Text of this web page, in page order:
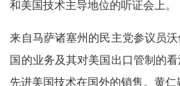
和美国技术主导地位的听证会上。
来自马萨诸塞州的民主党参议员
国的业务及其对美国出口管制的
先进美国技术在国外的销售。黄仁